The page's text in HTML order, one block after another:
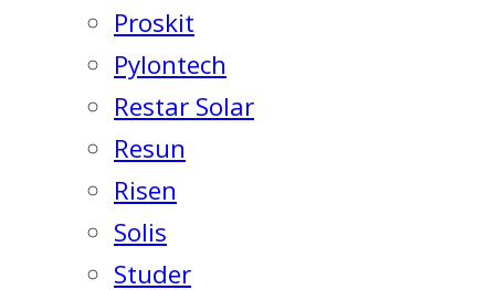
Proskit
Pylontech
Restar Solar
Resun
Risen
Solis
Studer